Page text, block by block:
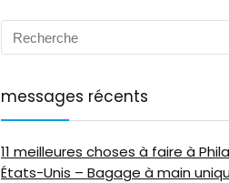
messages récents
11 meilleures choses à faire à
États-Unis – Bagage à main